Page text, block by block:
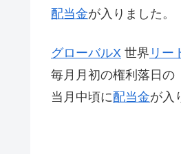
配当金が入りました。
グローバルX 世界 リー
毎月月初の権利落日の
当月中頃に配当金が入